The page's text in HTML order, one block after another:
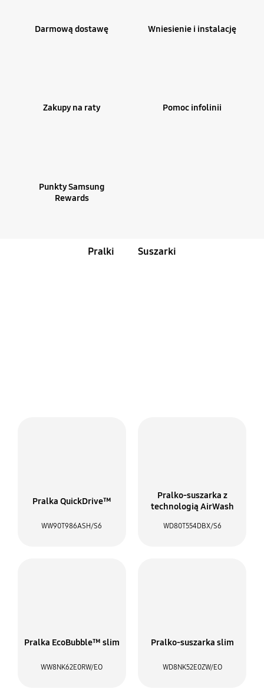
Darmową dostawę Wniesienie i instalację
Zakupy na raty Pomoc infolinii
Punkty Samsung
Rewards
Pralki Suszarki
Pralka QuickDrive™
WW90T986ASH/S6
Pralko-suszarka z
technologią AirWash
WD80T554DBX/S6
Pralka EcoBubble™ slim
WW8NK62E0RW/EO
Pralko-suszarka slim
WD8NK52E0ZW/EO